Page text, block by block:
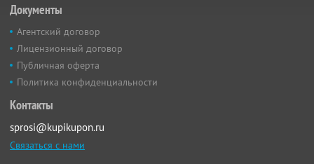
Документы
Агентский договор
Лицензионный договор
Публичная оферта
Политика конфиденциальности
Контакты
sprosi@kupikupon.ru
Связаться с нами